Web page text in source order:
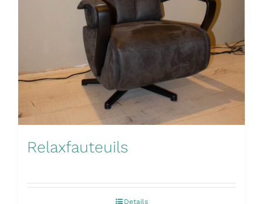
Relaxfauteuils
Details